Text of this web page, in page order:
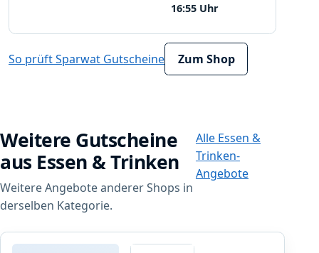
16:55 Uhr
So prüft Sparwat Gutscheine Zum Shop
Weitere Gutscheine
aus Essen & Trinken
Weitere Angebote anderer Shops in
derselben Kategorie.
Alle Essen &
Trinken-
Angebote